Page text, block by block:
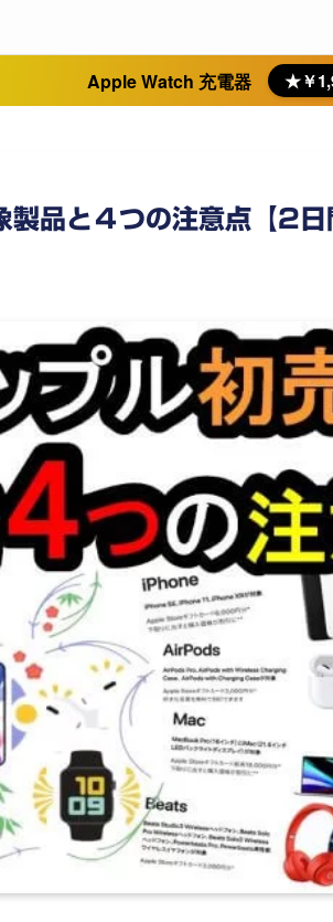
Apple Watch 充電器 ★￥
と４つの注意点【2日